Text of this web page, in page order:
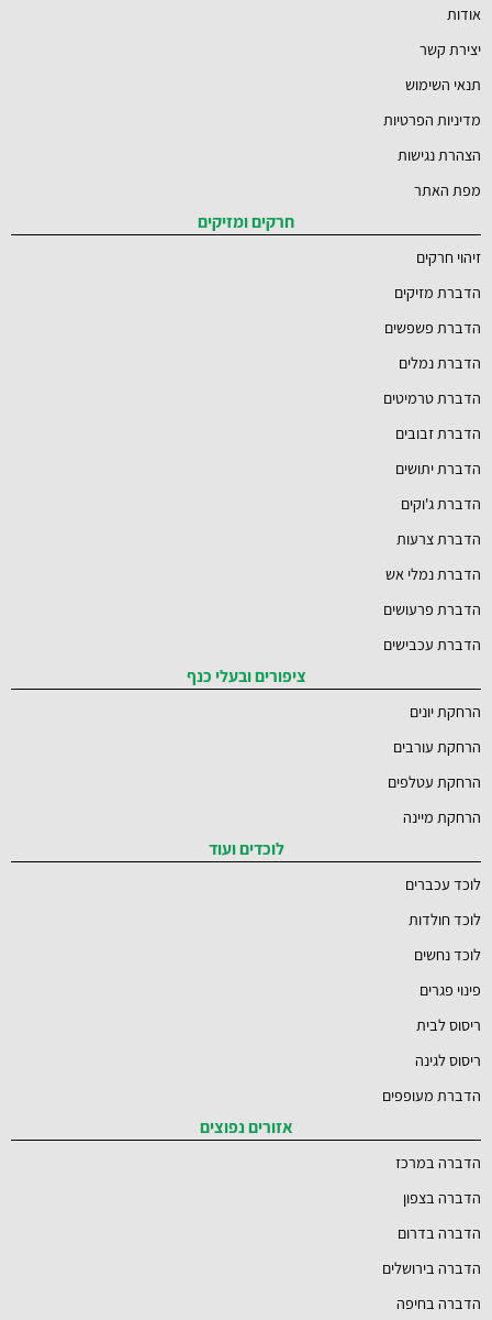
אודות
יצירת קשר
תנאי השימוש
מדיניות הפרטיות
הצהרת נגישות
מפת האתר
חרקים ומזיקים
זיהוי חרקים
הדברת מזיקים
הדברת פשפשים
הדברת נמלים
הדברת טרמיטים
הדברת זבובים
הדברת יתושים
הדברת ג'וקים
הדברת צרעות
הדברת נמלי אש
הדברת פרעושים
הדברת עכבישים
ציפורים ובעלי כנף
הרחקת יונים
הרחקת עורבים
הרחקת עטלפים
הרחקת מיינה
לוכדים ועוד
לוכד עכברים
לוכד חולדות
לוכד נחשים
פינוי פגרים
ריסוס לבית
ריסוס לגינה
הדברת מעופפים
אזורים נפוצים
הדברה במרכז
הדברה בצפון
הדברה בדרום
הדברה בירושלים
הדברה בחיפה